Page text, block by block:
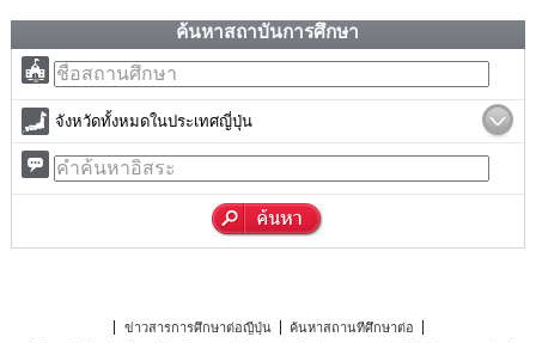
ค้นหาสถาบันการศึกษา
จังหวัดทั้งหมดในประเทศญี่ปุ่น
ข่าวสารการศึกษาต่อญี่ปุ่น
ค้นหาสถานที่ศึกษาต่อ